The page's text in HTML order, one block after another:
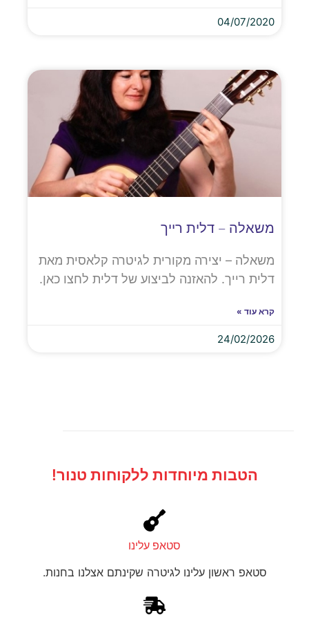
04/07/2020
משאלה – דלית רייך
משאלה – יצירה מקורית לגיטרה קלאסית מאת
דלית רייך. להאזנה לביצוע של דלית לחצו כאן.
קרא עוד »
24/02/2026
הטבות מיוחדות ללקוחות טנור!
סטאפ עלינו
סטאפ ראשון עלינו לגיטרה שקינתם אצלנו בחנות.